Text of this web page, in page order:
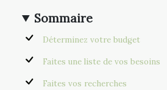
Sommaire
Déterminez votre budget
Faites une liste de vos besoins
Faites vos recherches